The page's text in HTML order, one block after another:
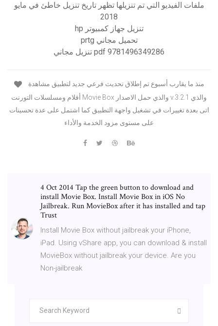
ملفات الفيديو التي تم تنزيلها تظهر تاريخ تنزيل خاطئ في مايو
2018
تنزيل جهاز كمبيوتر hp
تحميل مجاني prtg
9781496349286 pdf تنزيل مجاني
أفلام ومسلسلات التورنت Movie Box والذي حمل الاصدار v.3.2.1 والذي
اتى بعدة تغييرات في تشغيل واجهة التطبيق كما اشتمل على عدة تحسينات
على مستوى مزود الخدمة والأداء
4 Oct 2014 Tap the green button to download and
install Movie Box. Install Movie Box in iOS No
Jailbreak. Run MovieBox after it has installed and tap
Trust
Install Movie Box without jailbreak your iPhone,
iPad. Using vShare app, you can download & install
MovieBox without jailbreak your device. Are you
Non-jailbreak